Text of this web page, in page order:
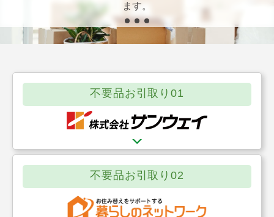
ます。
不要品お引取り01
不要品お引取り02